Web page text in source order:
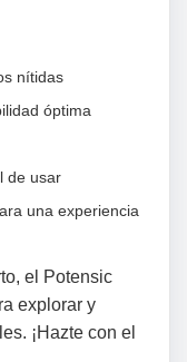
nítidas
óptima
de usar
una experiencia
el Potensic
explorar y
¡Hazte con el